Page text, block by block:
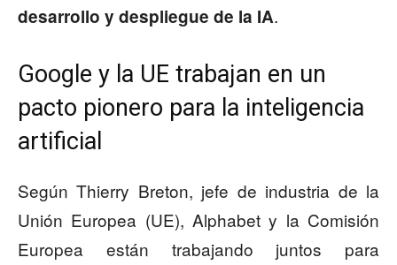
desarrollo y despliegue de la IA.
Google y la UE trabajan en un
pacto pionero para la inteligencia
artificial
Según Thierry Breton, jefe de industria de la
Unión Europea (UE), Alphabet y la Comisión
Europea están trabajando juntos para